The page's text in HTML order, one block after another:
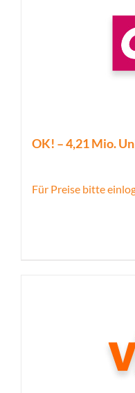
OK! – 4,21 Mio.
Für Preise bitte